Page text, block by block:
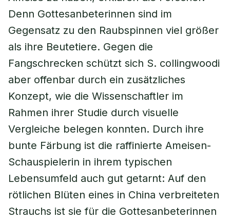
Denn Gottesanbeterinnen sind im
Gegensatz zu den Raubspinnen viel größer
als ihre Beutetiere. Gegen die
Fangschrecken schützt sich S. collingwoodi
aber offenbar durch ein zusätzliches
Konzept, wie die Wissenschaftler im
Rahmen ihrer Studie durch visuelle
Vergleiche belegen konnten. Durch ihre
bunte Färbung ist die raffinierte Ameisen-
Schauspielerin in ihrem typischen
Lebensumfeld auch gut getarnt: Auf den
rötlichen Blüten eines in China verbreiteten
Strauchs ist sie für die Gottesanbeterinnen